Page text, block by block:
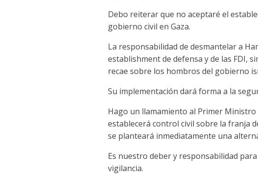
Debo reiterar que no aceptaré el
gobierno civil en Gaza.
La responsabilidad de desmantelar a
establishment de defensa y de las FDI,
recae sobre los hombros del gobierno
Su implementación dará forma a la
Hago un llamamiento al Primer
establecerá control civil sobre la franja
se planteará inmediatamente una
Es nuestro deber y responsabilidad
vigilancia.